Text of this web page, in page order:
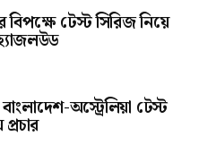
বিপক্ষে টেস্ট সিরিজ নিয়ে
অস্ট্রেলিয়া টেস্ট